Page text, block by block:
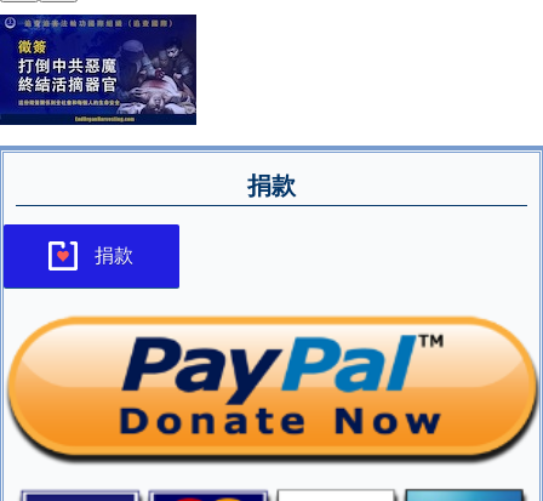
捐款
捐款